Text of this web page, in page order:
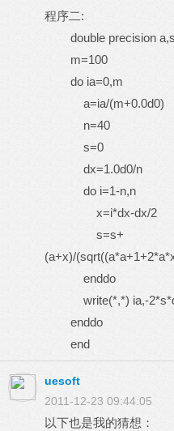
程序二:
double precision
m=100
do ia=0,m
a=ia/(m+0.0d0)
n=40
s=0
dx=1.0d0/n
do i=1-n,n
x=i*dx-dx/2
s=s+
(a+x)/
enddo
write(*,*) ia,-
enddo
end
uesoft
2011-12-23 09:44:05
以下也是我的猜想：